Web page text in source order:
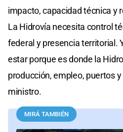
impacto, capacidad técnica y
La Hidrovía necesita control
federal y presencia territorial.
estar porque es donde la
producción, empleo, puertos
ministro.
MIRÁ TAMBIÉN